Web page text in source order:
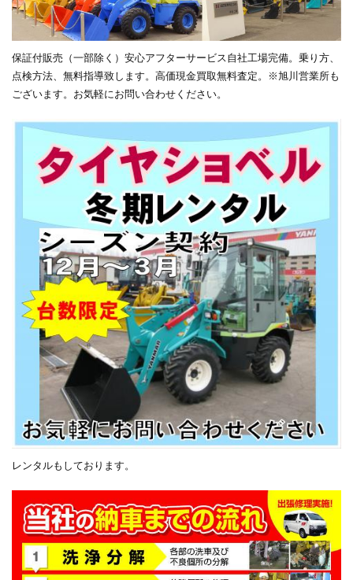
保証付販売（一部除く）安心アフターサービス自社工場完備。乗り方、
点検方法、無料指導致します。高価現金買取無料査定。※旭川営業所も
ございます。お気軽にお問い合わせください。
レンタルもしております。